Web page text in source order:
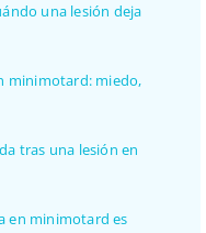
una lesión deja
minimotard: miedo,
tras una lesión en
en minimotard es